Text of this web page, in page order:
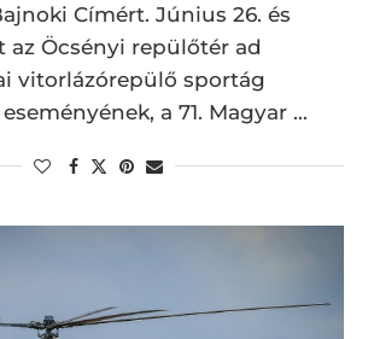
Címért. Június 26. és
az Öcsényi repülőtér ad
vitorlázórepülő sportág
a 71. Magyar …